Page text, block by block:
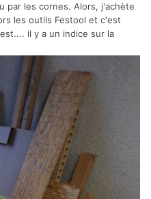
par les cornes. Alors, j'achète
les outils Festool et c'est
il y a un indice sur la